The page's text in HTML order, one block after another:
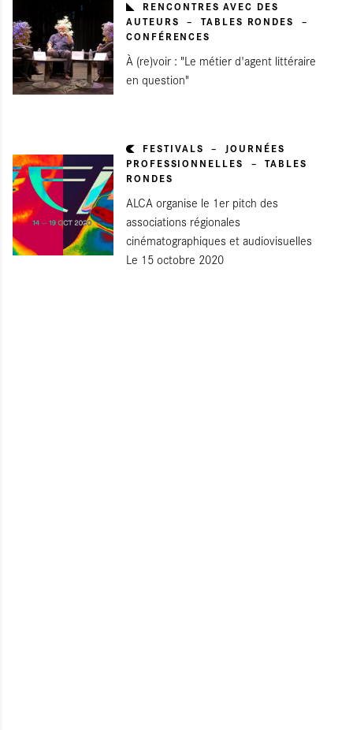
RENCONTRES AVEC DES
AUTEURS
TABLES RONDES
CONFÉRENCES
À (re)voir : "Le métier d'agent littéraire
en question"
FESTIVALS
JOURNÉES
PROFESSIONNELLES
TABLES
RONDES
ALCA organise le 1er pitch des
associations régionales
cinématographiques et audiovisuelles
Le 15 octobre 2020